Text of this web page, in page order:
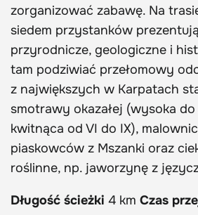
zorganizować zabawę. Na
siedem przystanków
przyrodnicze, geologiczne i
tam podziwiać przełomowy
z największych w Karpatach
smotrawy okazałej (wysoka
kwitnąca od VI do IX),
piaskowców z Mszanki oraz
roślinne, np. jaworzynę z
Długość ścieżki 4 km Czas